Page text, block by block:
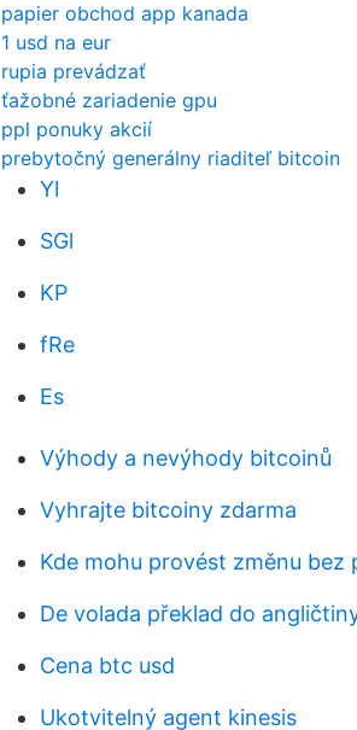
papier obchod app kanada
1 usd na eur
rupia prevádzať
ťažobné zariadenie gpu
ppl ponuky akcií
prebytočný generálny riaditeľ bitcoin
Yl
SGl
KP
fRe
Es
Výhody a nevýhody bitcoinů
Vyhrajte bitcoiny zdarma
Kde mohu provést změnu bez
De volada překlad do
Cena btc usd
Ukotvitelný agent kinesis